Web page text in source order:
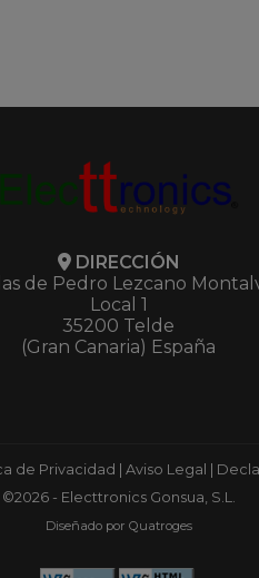
DIRECCIÓN
de Pedro Lezcano
Local 1
35200 Telde
(Gran Canaria) España
de Privacidad Aviso Legal
©2026 - Electtronics Gonsua, S.L.
Diseñado por Quatroges